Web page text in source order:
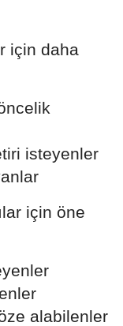
için daha
isteyenler
için öne
alabilenler